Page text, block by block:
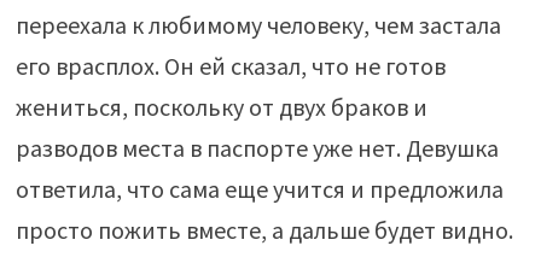
переехала к любимому человеку, чем застала
его врасплох. Он ей сказал, что не готов
жениться, поскольку от двух браков и
разводов места в паспорте уже нет. Девушка
ответила, что сама еще учится и предложила
просто пожить вместе, а дальше будет видно.